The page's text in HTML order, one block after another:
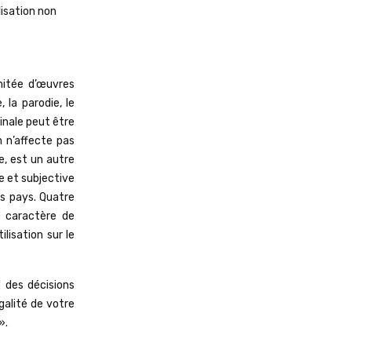
non
d’œuvres
la parodie, le
peut être
pas
est un autre
et subjective
pays. Quatre
de
sur le
décisions
de votre